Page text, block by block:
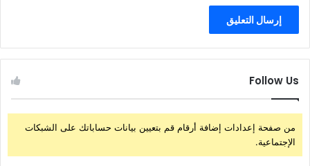
Follow Us
من صفحة إعدادات إضافة أرقام قم بتعيين بيانات حساباتك على الشبكات
الإجتماعية.